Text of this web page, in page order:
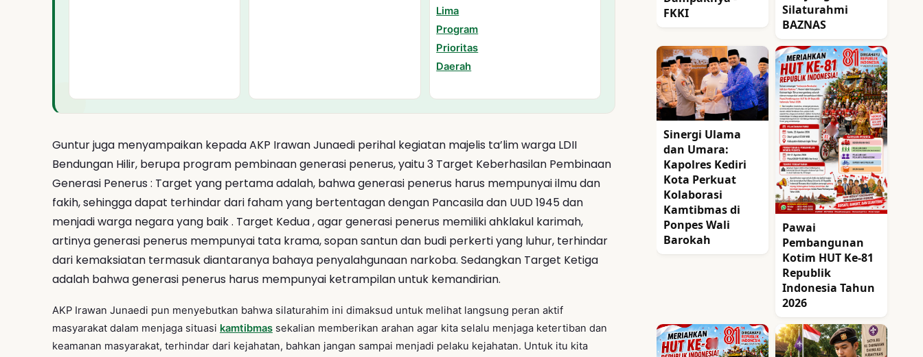
Guntur juga menyampaikan kepada AKP Irawan Junaedi perihal kegiatan majelis ta’lim warga LDII
Bendungan Hilir, berupa program pembinaan generasi penerus, yaitu 3 Target Keberhasilan Pembinaan
Generasi Penerus : Target yang pertama adalah, bahwa generasi penerus harus mempunyai ilmu dan
fakih, sehingga dapat terhindar dari faham yang bertentagan dengan Pancasila dan UUD 1945 dan
menjadi warga negara yang baik . Target Kedua , agar generasi penerus memiliki ahklakul karimah,
artinya generasi penerus mempunyai tata krama, sopan santun dan budi perkerti yang luhur, terhindar
dari kemaksiatan termasuk diantaranya bahaya penyalahgunaan narkoba. Sedangkan Target Ketiga
adalah bahwa generasi penerus harus mempunyai ketrampilan untuk kemandirian.
AKP Irawan Junaedi pun menyebutkan bahwa silaturahim ini dimaksud untuk melihat langsung peran aktif
masyarakat dalam menjaga situasi kamtibmas sekalian memberikan arahan agar kita selalu menjaga ketertiban dan
keamanan masyarakat, terhindar dari kejahatan, bahkan jangan sampai menjadi pelaku kejahatan. Untuk itu kita
FKKI
Silaturahmi
BAZNAS
Sinergi Ulama
dan Umara:
Kapolres Kediri
Kota Perkuat
Kolaborasi
Kamtibmas di
Ponpes Wali
Barokah
Pawai
Pembangunan
Kotim HUT Ke-81
Republik
Indonesia Tahun
2026